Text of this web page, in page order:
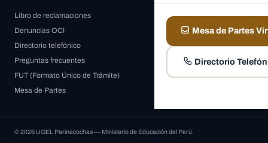
Mesa de Partes
Directorio
Libro de reclamaciones
Denuncias OCI
Directorio telefónico
Preguntas frecuentes
FUT (Formato Único de Trámite)
Mesa de Partes
© 2026 UGEL Parinacochas — Ministerio de Educación del Perú.